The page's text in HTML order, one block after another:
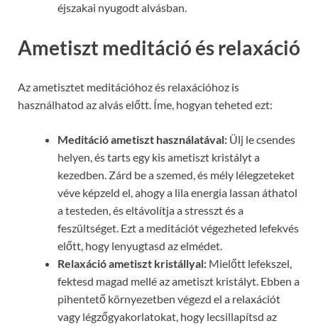
éjszakai nyugodt alvásban.
Ametiszt meditáció és relaxáció
Az ametisztet meditációhoz és relaxációhoz is
használhatod az alvás előtt. Íme, hogyan teheted ezt:
Meditáció ametiszt használatával: Ülj le csendes
helyen, és tarts egy kis ametiszt kristályt a
kezedben. Zárd be a szemed, és mély lélegzeteket
véve képzeld el, ahogy a lila energia lassan áthatol
a testeden, és eltávolítja a stresszt és a
feszültséget. Ezt a meditációt végezheted lefekvés
előtt, hogy lenyugtasd az elmédet.
Relaxáció ametiszt kristállyal: Mielőtt lefekszel,
fektesd magad mellé az ametiszt kristályt. Ebben a
pihentető környezetben végezd el a relaxációt
vagy légzőgyakorlatokat, hogy lecsillapítsd az